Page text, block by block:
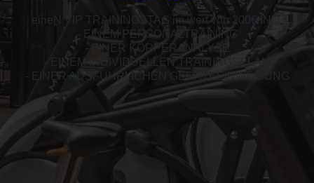
eineN VIP TRAININGSTAG im wert von 200€ INkl.
- EINEM PERSONALTRAINING
- EINER KÖRPERANALYSE
- EINEM INDIVIDUELLEN TRAININGSPLAN
- EINER AUSFÜHRLICHEN GERÄTEEINWEISUNG